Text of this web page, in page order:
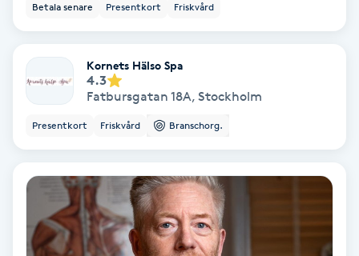
Kemisk peeling
Kinesisk medicin
Kiropraktik
Betala senare Presentkort Friskvård
Kornets Hälso Spa
4.3
Fatbursgatan 18A, Stockholm
Presentkort Friskvård Branschorg.